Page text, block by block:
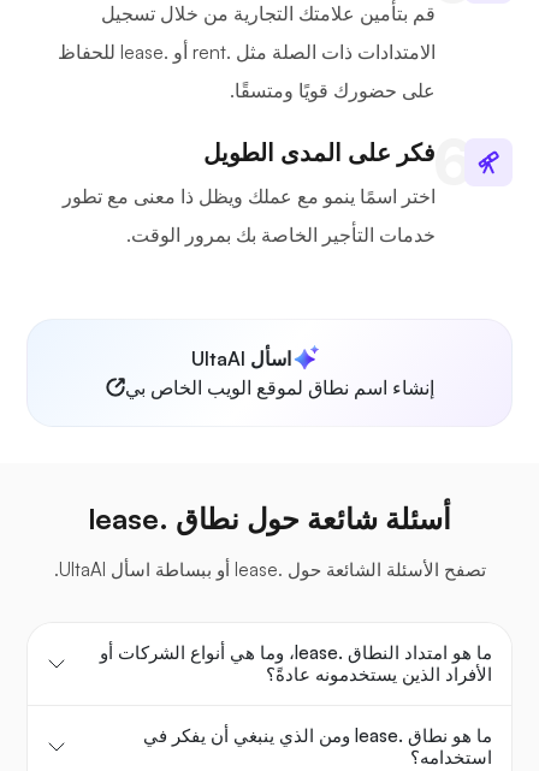
قم بتأمين علامتك التجارية من خلال تسجيل
الامتدادات ذات الصلة مثل .rent أو .lease للحفاظ
على حضورك قويًا ومتسقًا.
فكر على المدى الطويل
اختر اسمًا ينمو مع عملك ويظل ذا معنى مع تطور
خدمات التأجير الخاصة بك بمرور الوقت.
اسأل UltaAI
إنشاء اسم نطاق لموقع الويب الخاص بي
أسئلة شائعة حول نطاق .lease
تصفح الأسئلة الشائعة حول .lease أو ببساطة اسأل UltaAI.
ما هو امتداد النطاق .lease، وما هي أنواع الشركات أو
الأفراد الذين يستخدمونه عادةً؟
ما هو نطاق .lease ومن الذي ينبغي أن يفكر في
استخدامه؟